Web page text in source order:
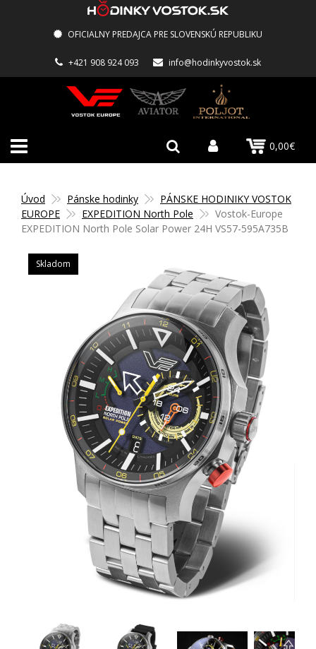
OFICIALNY PREDAJCA PRE SLOVENSKÚ REPUBLIKU
+421 908 924 093 info@hodinkyvostok.sk
0,00€
Úvod Pánske hodinky
PÁNSKE HODINIKY VOSTOK
EUROPE
EXPEDITION North Pole
Vostok-Europe
EXPEDITION North Pole Solar Power 24H VS57-595A735B
Skladom